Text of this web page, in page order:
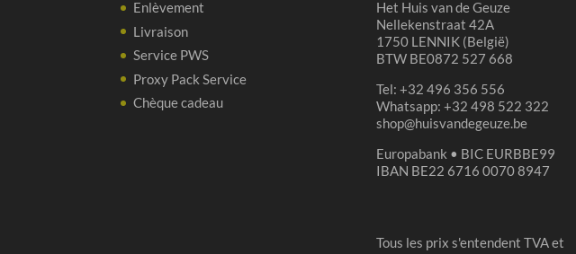
Enlèvement
Livraison
Service PWS
Proxy Pack Service
Chèque cadeau
Het Huis van de Geuze
Nellekenstraat 42A
1750 LENNIK (België)
BTW BE0872 527 668
Tel: +32 496 356 556
Whatsapp: +32 498 522 322
shop@huisvandegeuze.be
Europabank • BIC EURBBE99
IBAN BE22 6716 0070 8947
Tous les prix s'entendent TVA et